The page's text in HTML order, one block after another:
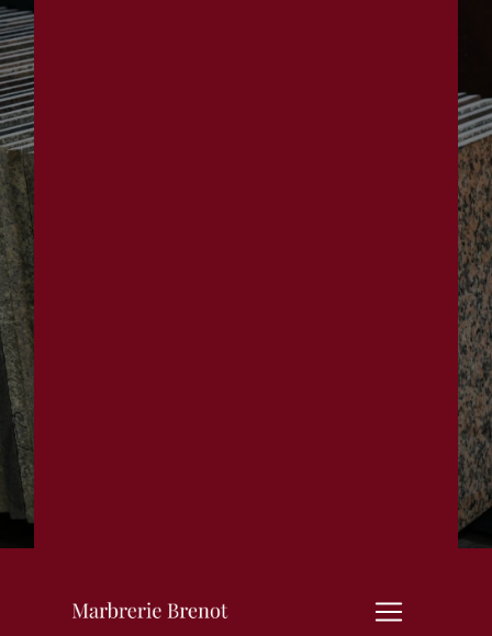
taille de marbre près
Panneau de gestion des cookies